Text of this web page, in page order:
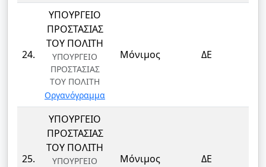
24.
ΥΠΟΥΡΓΕΙΟ
ΠΡΟΣΤΑΣΙΑΣ
ΤΟΥ ΠΟΛΙΤΗ
ΥΠΟΥΡΓΕΙΟ
ΠΡΟΣΤΑΣΙΑΣ
ΤΟΥ ΠΟΛΙΤΗ
Οργανόγραμμα
Μόνιμος ΔΕ
25.
ΥΠΟΥΡΓΕΙΟ
ΠΡΟΣΤΑΣΙΑΣ
ΤΟΥ ΠΟΛΙΤΗ
ΥΠΟΥΡΓΕΙΟ
Μόνιμος ΔΕ